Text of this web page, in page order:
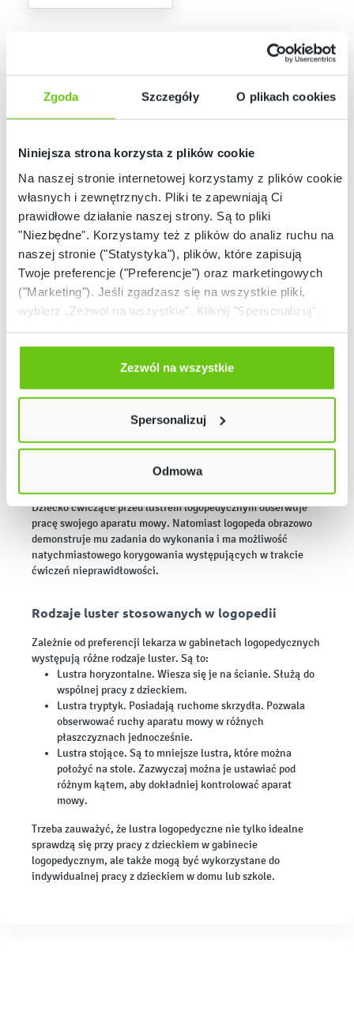
Zgoda Szczegóły O plikach cookies
Niniejsza strona korzysta z plików cookie
Na naszej stronie internetowej korzystamy z plików cookie:
własnych i zewnętrznych. Pliki te zapewniają Ci
prawidłowe działanie naszej strony. Są to pliki
"Niezbędne". Korzystamy też z plików do analiz ruchu na
naszej stronie ("Statystyka"), plików, które zapisują
Twoje preferencje ("Preferencje") oraz marketingowych
("Marketing"). Jeśli zgadzasz się na wszystkie pliki,
wybierz „Zezwól na wszystkie”. Kliknij "Spersonalizuj",
Odmów zgody poprzez przycisk „Odmowa”. Wtedy
użyjemy tylko plików niezbędnych dla naszej strony.
Twój wybór możesz zmienić przez kliknięcie przycisku w
Polityce prywatności
Zezwól na wszystkie
Spersonalizuj
Odmowa
Czy do ćwiczeń logopedycznych
Lustro logopedyczne to niezbędne wyposażenie każdego
gabinetu logopedycznego. Służy ono do ćwiczeń
logopedycznych z dziećmi z zaburzeniami rozwoju mowy. Tego
rodzaju lustra pozwalają na obserwowanie wzoru
prawidłowego ułożenia narządów artykulacyjnych, a
następnie na naśladowanie i wykonanie samodzielnie
odpowiednich ćwiczeń. Pozwala zatem obserwować i
kontrolować ćwiczenia, które wykonuje dziecko oraz
pozytywnie wpływa na ich efektywność. Z tego też powodu
jest to niezbędne narzędzie pracy każdego logopedy.
Zastosowanie luster logopatycznych
Lustra logopedyczne wspomagają efektywną pracę z
wykonywanie ćwiczeń. Stosując tego rodzaju lustra logopeda
pracować nad prawidłowym ułożeniem narządów podczas
wykonywanych ćwiczeń. Wspomagają one pracę nad emisją
Dziecko ćwiczące przed lustrem logopedycznym obserwuje
pracę swojego aparatu mowy. Natomiast logopeda obrazowo
demonstruje mu zadania do wykonania i ma możliwość
natychmiastowego korygowania występujących w trakcie
ćwiczeń nieprawidłowości.
Rodzaje luster stosowanych w logopedii
Zależnie od preferencji lekarza w gabinetach logopedycznych
występują różne rodzaje luster. Są to:
Lustra horyzontalne. Wiesza się je na ścianie. Służą do
wspólnej pracy z dzieckiem.
Lustra tryptyk. Posiadają ruchome skrzydła. Pozwala
obserwować ruchy aparatu mowy w różnych
płaszczyznach jednocześnie.
Lustra stojące. Są to mniejsze lustra, które można
położyć na stole. Zazwyczaj można je ustawiać pod
różnym kątem, aby dokładniej kontrolować aparat
mowy.
Trzeba zauważyć, że lustra logopedyczne nie tylko idealne
sprawdzą się przy pracy z dzieckiem w gabinecie
logopedycznym, ale także mogą być wykorzystane do
indywidualnej pracy z dzieckiem w domu lub szkole.